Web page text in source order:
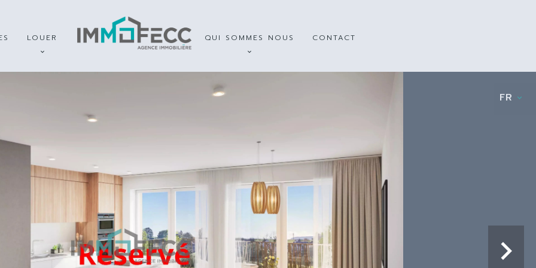
FR
LOUER QUI SOMMES NOUS CONTACT